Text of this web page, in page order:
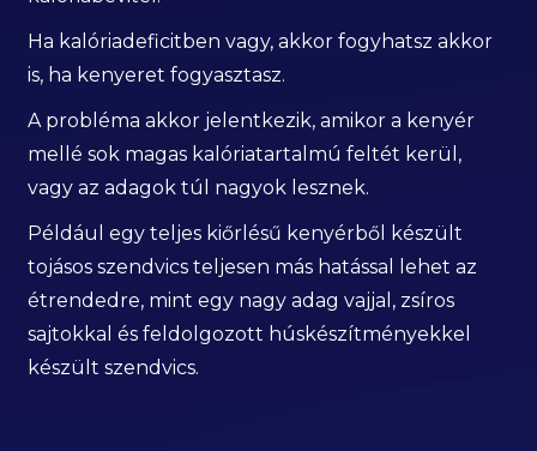
Ha kalóriadeficitben vagy, akkor fogyhatsz akkor
is, ha kenyeret fogyasztasz.
A probléma akkor jelentkezik, amikor a kenyér
mellé sok magas kalóriatartalmú feltét kerül,
vagy az adagok túl nagyok lesznek.
Például egy teljes kiőrlésű kenyérből készült
tojásos szendvics teljesen más hatással lehet az
étrendedre, mint egy nagy adag vajjal, zsíros
sajtokkal és feldolgozott húskészítményekkel
készült szendvics.